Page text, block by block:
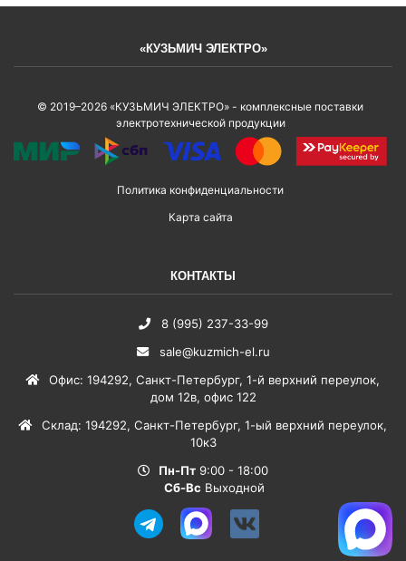
«КУЗЬМИЧ ЭЛЕКТРО»
© 2019–2026 «КУЗЬМИЧ ЭЛЕКТРО» - комплексные поставки
электротехнической продукции
Политика конфиденциальности
Карта сайта
КОНТАКТЫ
8 (995) 237-33-99
sale@kuzmich-el.ru
Офис: 194292, Санкт-Петербург, 1-й верхний переулок,
дом 12в, офис 122
Склад: 194292, Санкт-Петербург, 1-ый верхний переулок,
10к3
Пн-Пт 9:00 - 18:00
Сб-Вс Выходной